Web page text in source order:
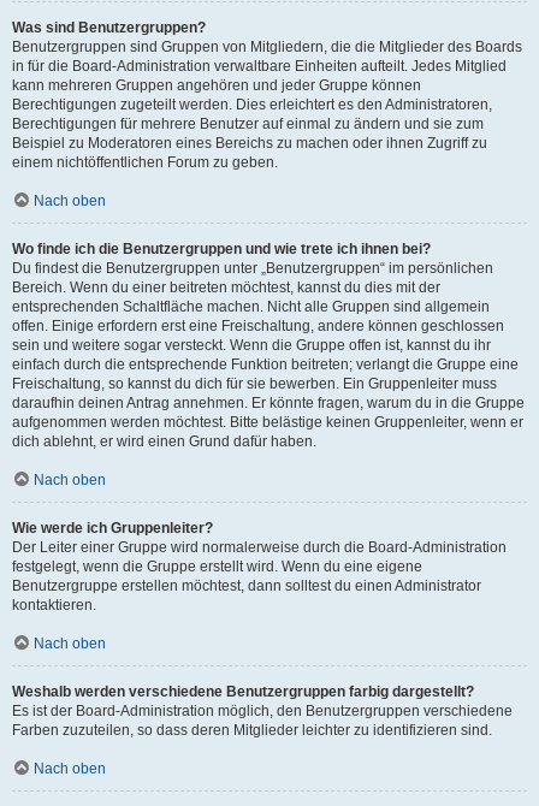
Was sind Benutzergruppen?
Benutzergruppen sind Gruppen von Mitgliedern, die die Mitglieder des Boards
in für die Board-Administration verwaltbare Einheiten aufteilt. Jedes Mitglied
kann mehreren Gruppen angehören und jeder Gruppe können
Berechtigungen zugeteilt werden. Dies erleichtert es den Administratoren,
Berechtigungen für mehrere Benutzer auf einmal zu ändern und sie zum
Beispiel zu Moderatoren eines Bereichs zu machen oder ihnen Zugriff zu
einem nichtöffentlichen Forum zu geben.
Nach oben
Wo finde ich die Benutzergruppen und wie trete ich ihnen bei?
Du findest die Benutzergruppen unter „Benutzergruppen“ im persönlichen
Bereich. Wenn du einer beitreten möchtest, kannst du dies mit der
entsprechenden Schaltfläche machen. Nicht alle Gruppen sind allgemein
offen. Einige erfordern erst eine Freischaltung, andere können geschlossen
sein und weitere sogar versteckt. Wenn die Gruppe offen ist, kannst du ihr
einfach durch die entsprechende Funktion beitreten; verlangt die Gruppe eine
Freischaltung, so kannst du dich für sie bewerben. Ein Gruppenleiter muss
daraufhin deinen Antrag annehmen. Er könnte fragen, warum du in die Gruppe
aufgenommen werden möchtest. Bitte belästige keinen Gruppenleiter, wenn er
dich ablehnt, er wird einen Grund dafür haben.
Nach oben
Wie werde ich Gruppenleiter?
Der Leiter einer Gruppe wird normalerweise durch die Board-Administration
festgelegt, wenn die Gruppe erstellt wird. Wenn du eine eigene
Benutzergruppe erstellen möchtest, dann solltest du einen Administrator
kontaktieren.
Nach oben
Weshalb werden verschiedene Benutzergruppen farbig dargestellt?
Es ist der Board-Administration möglich, den Benutzergruppen verschiedene
Farben zuzuteilen, so dass deren Mitglieder leichter zu identifizieren sind.
Nach oben